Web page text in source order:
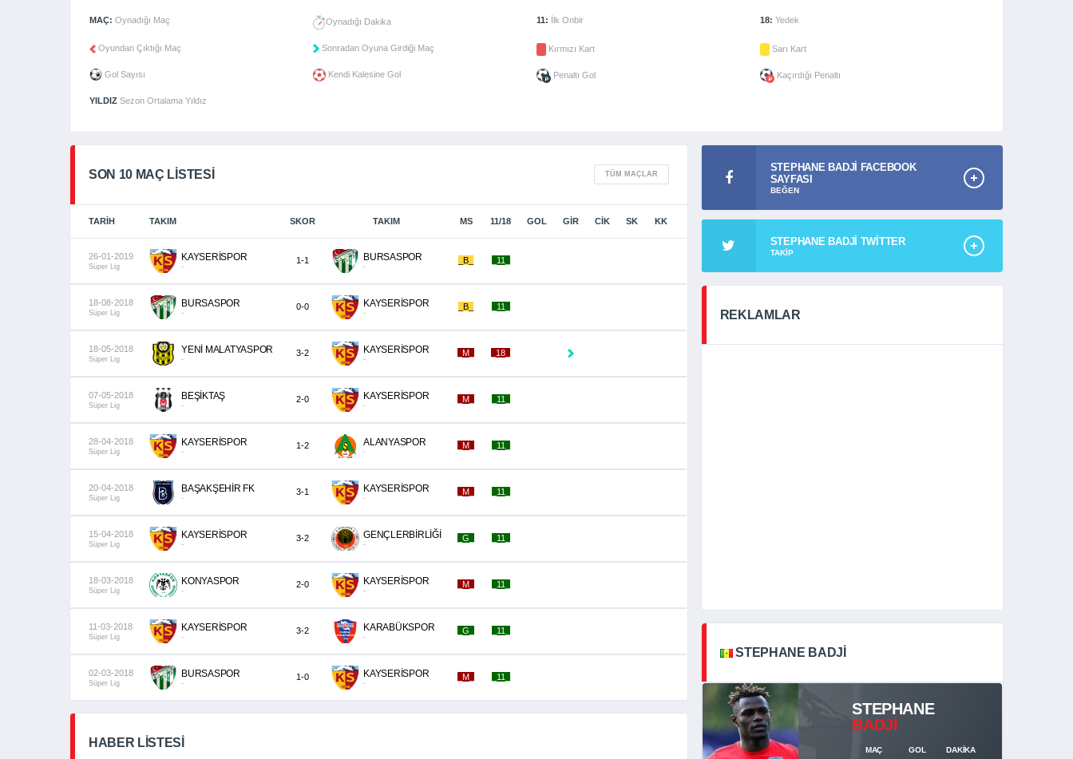
MAÇ: Oynadığı Maç Oynadığı Dakika 11: İlk Onbir 18: Yedek
Oyundan Çıktığı Maç Sonradan Oyuna Girdiği Maç Kırmızı Kart Sarı Kart
Gol Sayısı Kendi Kalesine Gol Penaltı Gol Kaçırdığı Penaltı
YILDIZ Sezon Ortalama Yıldız
SON 10 MAÇ LISTESI TÜM MAÇLAR
TARIH TAKIM SKOR TAKIM MS 11/18 GOL GİR CİK SK KK
26-01-2019
Süper Lig
KAYSERİSPOR
-
1-1 BURSASPOR
-
_B_ _11_
18-08-2018
Süper Lig
BURSASPOR
-
0-0 KAYSERİSPOR
-
_B_ _11_
18-05-2018
Süper Lig
YENİ MALATYASPOR
-
3-2 KAYSERİSPOR
-
_M_ _18_
07-05-2018
Süper Lig
BEŞİKTAŞ
-
2-0 KAYSERİSPOR
-
_M_ _11_
28-04-2018
Süper Lig
KAYSERİSPOR
-
1-2 ALANYASPOR
-
_M_ _11_
20-04-2018
Süper Lig
BAŞAKŞEHİR FK
-
3-1 KAYSERİSPOR
-
_M_ _11_
15-04-2018
Süper Lig
KAYSERİSPOR
-
3-2 GENÇLERBİRLİĞİ
-
_G_ _11_
18-03-2018
Süper Lig
KONYASPOR
-
2-0 KAYSERİSPOR
-
_M_ _11_
11-03-2018
Süper Lig
KAYSERİSPOR
-
3-2 KARABÜKSPOR
-
_G_ _11_
02-03-2018
Süper Lig
BURSASPOR
-
1-0 KAYSERİSPOR
-
_M_ _11_
HABER LİSTESİ
STEPHANE BADJI FACEBOOK
SAYFASI
BEĞEN
STEPHANE BADJI TWITTER
TAKIP
REKLAMLAR
STEPHANE BADJI
STEPHANE
BADJI
MAÇ GOL DAKIKA